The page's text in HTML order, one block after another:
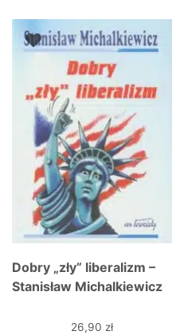
Dobry „zły” liberalizm –
Stanisław Michalkiewicz
26,90 zł